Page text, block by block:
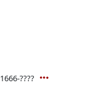
1666-????